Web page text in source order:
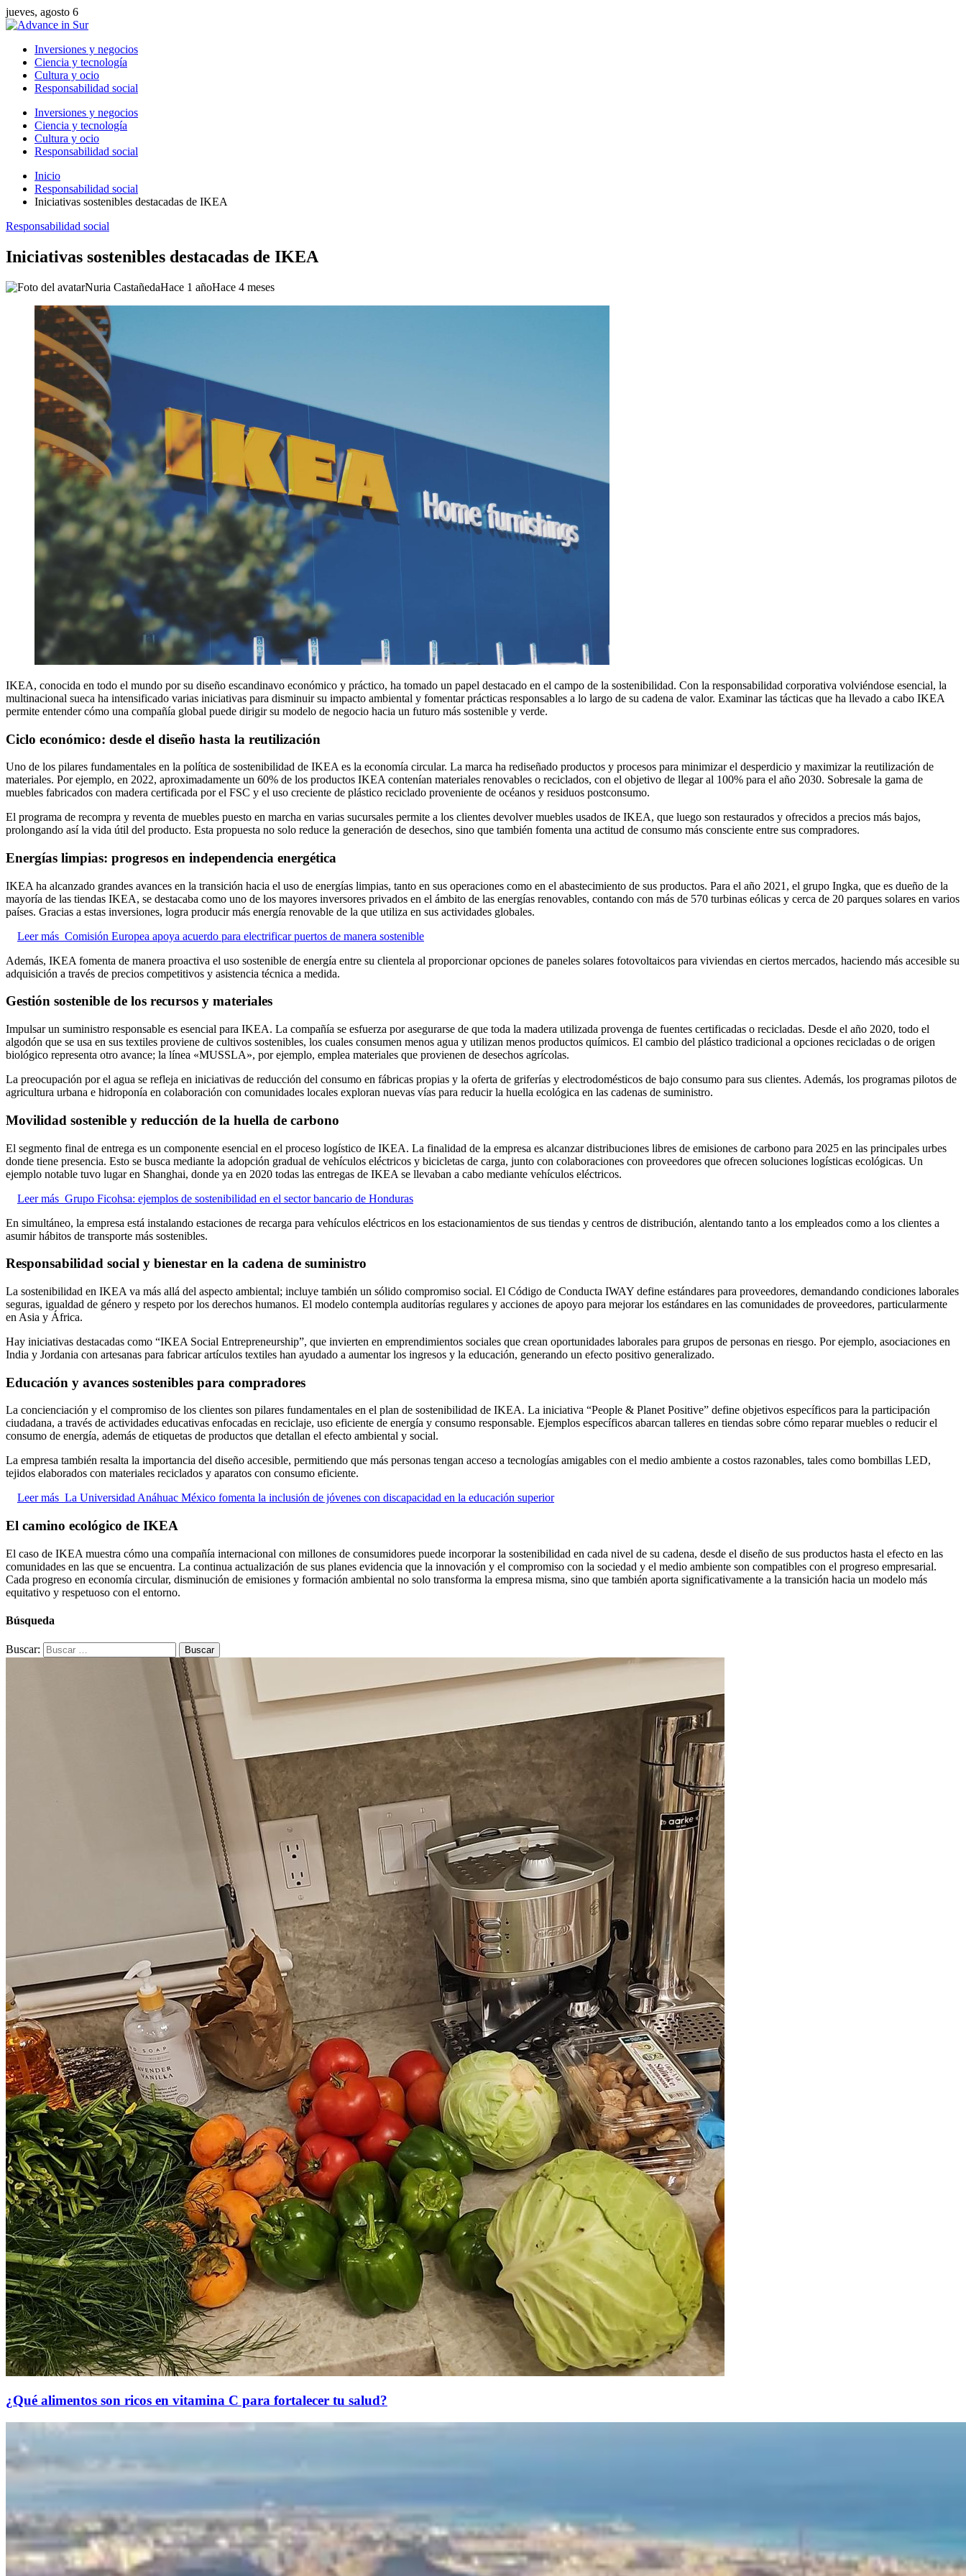
jueves, agosto 6
Inversiones y negocios
Ciencia y tecnología
Cultura y ocio
Responsabilidad social
Inversiones y negocios
Ciencia y tecnología
Cultura y ocio
Responsabilidad social
Inicio
Responsabilidad social
Iniciativas sostenibles destacadas de IKEA
Responsabilidad social
Iniciativas sostenibles destacadas de IKEA
Nuria CastañedaHace 1 añoHace 4 meses
IKEA, conocida en todo el mundo por su diseño escandinavo económico y práctico, ha tomado un papel destacado en el campo de la sostenibilidad. Con la responsabilidad corporativa volviéndose esencial, la
multinacional sueca ha intensificado varias iniciativas para disminuir su impacto ambiental y fomentar prácticas responsables a lo largo de su cadena de valor. Examinar las tácticas que ha llevado a cabo IKEA
permite entender cómo una compañía global puede dirigir su modelo de negocio hacia un futuro más sostenible y verde.
Ciclo económico: desde el diseño hasta la reutilización
Uno de los pilares fundamentales en la política de sostenibilidad de IKEA es la economía circular. La marca ha rediseñado productos y procesos para minimizar el desperdicio y maximizar la reutilización de
materiales. Por ejemplo, en 2022, aproximadamente un 60% de los productos IKEA contenían materiales renovables o reciclados, con el objetivo de llegar al 100% para el año 2030. Sobresale la gama de
muebles fabricados con madera certificada por el FSC y el uso creciente de plástico reciclado proveniente de océanos y residuos postconsumo.
El programa de recompra y reventa de muebles puesto en marcha en varias sucursales permite a los clientes devolver muebles usados de IKEA, que luego son restaurados y ofrecidos a precios más bajos,
prolongando así la vida útil del producto. Esta propuesta no solo reduce la generación de desechos, sino que también fomenta una actitud de consumo más consciente entre sus compradores.
Energías limpias: progresos en independencia energética
IKEA ha alcanzado grandes avances en la transición hacia el uso de energías limpias, tanto en sus operaciones como en el abastecimiento de sus productos. Para el año 2021, el grupo Ingka, que es dueño de la
mayoría de las tiendas IKEA, se destacaba como uno de los mayores inversores privados en el ámbito de las energías renovables, contando con más de 570 turbinas eólicas y cerca de 20 parques solares en varios
países. Gracias a estas inversiones, logra producir más energía renovable de la que utiliza en sus actividades globales.
Leer más Comisión Europea apoya acuerdo para electrificar puertos de manera sostenible
Además, IKEA fomenta de manera proactiva el uso sostenible de energía entre su clientela al proporcionar opciones de paneles solares fotovoltaicos para viviendas en ciertos mercados, haciendo más accesible su
adquisición a través de precios competitivos y asistencia técnica a medida.
Gestión sostenible de los recursos y materiales
Impulsar un suministro responsable es esencial para IKEA. La compañía se esfuerza por asegurarse de que toda la madera utilizada provenga de fuentes certificadas o recicladas. Desde el año 2020, todo el
algodón que se usa en sus textiles proviene de cultivos sostenibles, los cuales consumen menos agua y utilizan menos productos químicos. El cambio del plástico tradicional a opciones recicladas o de origen
biológico representa otro avance; la línea «MUSSLA», por ejemplo, emplea materiales que provienen de desechos agrícolas.
La preocupación por el agua se refleja en iniciativas de reducción del consumo en fábricas propias y la oferta de griferías y electrodomésticos de bajo consumo para sus clientes. Además, los programas pilotos de
agricultura urbana e hidroponía en colaboración con comunidades locales exploran nuevas vías para reducir la huella ecológica en las cadenas de suministro.
Movilidad sostenible y reducción de la huella de carbono
El segmento final de entrega es un componente esencial en el proceso logístico de IKEA. La finalidad de la empresa es alcanzar distribuciones libres de emisiones de carbono para 2025 en las principales urbes
donde tiene presencia. Esto se busca mediante la adopción gradual de vehículos eléctricos y bicicletas de carga, junto con colaboraciones con proveedores que ofrecen soluciones logísticas ecológicas. Un
ejemplo notable tuvo lugar en Shanghai, donde ya en 2020 todas las entregas de IKEA se llevaban a cabo mediante vehículos eléctricos.
Leer más Grupo Ficohsa: ejemplos de sostenibilidad en el sector bancario de Honduras
En simultáneo, la empresa está instalando estaciones de recarga para vehículos eléctricos en los estacionamientos de sus tiendas y centros de distribución, alentando tanto a los empleados como a los clientes a
asumir hábitos de transporte más sostenibles.
Responsabilidad social y bienestar en la cadena de suministro
La sostenibilidad en IKEA va más allá del aspecto ambiental; incluye también un sólido compromiso social. El Código de Conducta IWAY define estándares para proveedores, demandando condiciones laborales
seguras, igualdad de género y respeto por los derechos humanos. El modelo contempla auditorías regulares y acciones de apoyo para mejorar los estándares en las comunidades de proveedores, particularmente
en Asia y África.
Hay iniciativas destacadas como “IKEA Social Entrepreneurship”, que invierten en emprendimientos sociales que crean oportunidades laborales para grupos de personas en riesgo. Por ejemplo, asociaciones en
India y Jordania con artesanas para fabricar artículos textiles han ayudado a aumentar los ingresos y la educación, generando un efecto positivo generalizado.
Educación y avances sostenibles para compradores
La concienciación y el compromiso de los clientes son pilares fundamentales en el plan de sostenibilidad de IKEA. La iniciativa “People & Planet Positive” define objetivos específicos para la participación
ciudadana, a través de actividades educativas enfocadas en reciclaje, uso eficiente de energía y consumo responsable. Ejemplos específicos abarcan talleres en tiendas sobre cómo reparar muebles o reducir el
consumo de energía, además de etiquetas de productos que detallan el efecto ambiental y social.
La empresa también resalta la importancia del diseño accesible, permitiendo que más personas tengan acceso a tecnologías amigables con el medio ambiente a costos razonables, tales como bombillas LED,
tejidos elaborados con materiales reciclados y aparatos con consumo eficiente.
Leer más La Universidad Anáhuac México fomenta la inclusión de jóvenes con discapacidad en la educación superior
El camino ecológico de IKEA
El caso de IKEA muestra cómo una compañía internacional con millones de consumidores puede incorporar la sostenibilidad en cada nivel de su cadena, desde el diseño de sus productos hasta el efecto en las
comunidades en las que se encuentra. La continua actualización de sus planes evidencia que la innovación y el compromiso con la sociedad y el medio ambiente son compatibles con el progreso empresarial.
Cada progreso en economía circular, disminución de emisiones y formación ambiental no solo transforma la empresa misma, sino que también aporta significativamente a la transición hacia un modelo más
equitativo y respetuoso con el entorno.
Búsqueda
Buscar:
¿Qué alimentos son ricos en vitamina C para fortalecer tu salud?